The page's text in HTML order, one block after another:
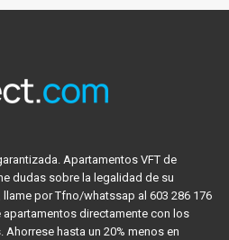
Apartamentos VFT de
dudas sobre la legalidad de su
por Tfno/whatssap al 603 286 176
directamente con los
hasta un 20% menos en